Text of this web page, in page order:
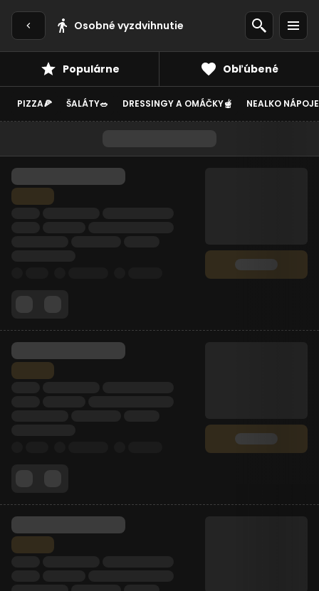
Osobné vyzdvihnutie
Populárne Obľúbené
PIZZA🍕 ŠALÁTY🥗 DRESSINGY A OMÁČKY🫕 NEALKO